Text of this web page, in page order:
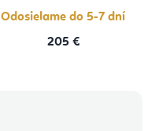
Odosielame do 5-7 dní
205 €